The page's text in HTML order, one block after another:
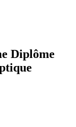
Diplôme